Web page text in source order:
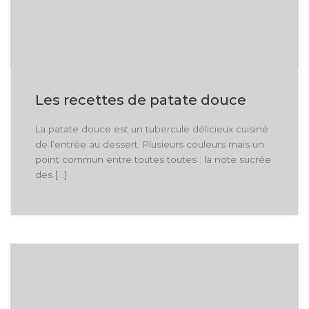
Les recettes de patate douce
La patate douce est un tubercule délicieux cuisiné
de l’entrée au dessert. Plusieurs couleurs mais un
point commun entre toutes toutes : la note sucrée
des […]